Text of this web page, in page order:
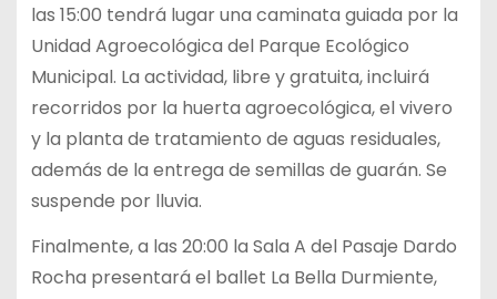
las 15:00 tendrá lugar una caminata guiada por la
Unidad Agroecológica del Parque Ecológico
Municipal. La actividad, libre y gratuita, incluirá
recorridos por la huerta agroecológica, el vivero
y la planta de tratamiento de aguas residuales,
además de la entrega de semillas de guarán. Se
suspende por lluvia.
Finalmente, a las 20:00 la Sala A del Pasaje Dardo
Rocha presentará el ballet La Bella Durmiente,